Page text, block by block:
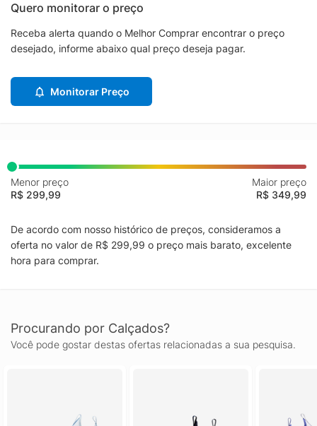
Quero monitorar o preço
Receba alerta quando o Melhor Comprar encontrar o preço
desejado, informe abaixo qual preço deseja pagar.
Monitorar Preço
Menor preço
R$ 299,99
Maior preço
R$ 349,99
De acordo com nosso histórico de preços, consideramos a
oferta no valor de R$ 299,99 o preço mais barato, excelente
hora para comprar.
Procurando por Calçados?
Você pode gostar destas ofertas relacionadas a sua pesquisa.